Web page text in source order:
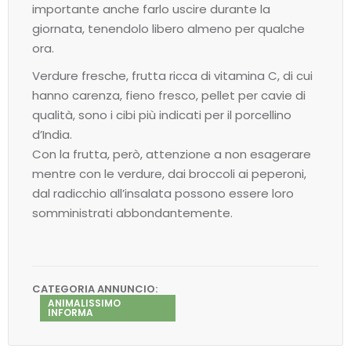
importante anche farlo uscire durante la
giornata, tenendolo libero almeno per qualche
ora.
Verdure fresche, frutta ricca di vitamina C, di cui
hanno carenza, fieno fresco, pellet per cavie di
qualità, sono i cibi più indicati per il porcellino
d’India.
Con la frutta, però, attenzione a non esagerare
mentre con le verdure, dai broccoli ai peperoni,
dal radicchio all’insalata possono essere loro
somministrati abbondantemente.
CATEGORIA ANNUNCIO:
ANIMALISSIMO
INFORMA